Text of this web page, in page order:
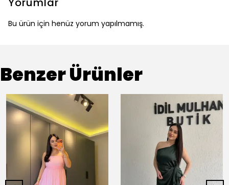
Bu ürün için henüz yorum yapılmamış.
Benzer Ürünler